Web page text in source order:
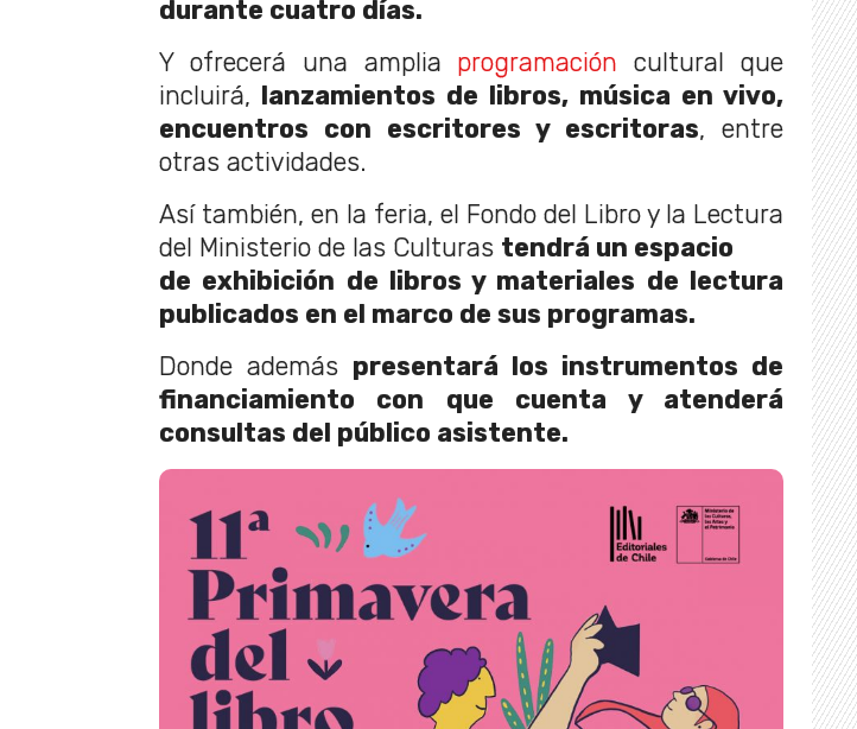
durante cuatro días.
Y ofrecerá una amplia programación cultural que
incluirá, lanzamientos de libros, música en vivo,
encuentros con escritores y escritoras, entre
otras actividades.
Así también, en la feria, el Fondo del Libro y la Lectura
del Ministerio de las Culturas tendrá un espacio
de exhibición de libros y materiales de lectura
publicados en el marco de sus programas.
Donde además presentará los instrumentos de
financiamiento con que cuenta y atenderá
consultas del público asistente.